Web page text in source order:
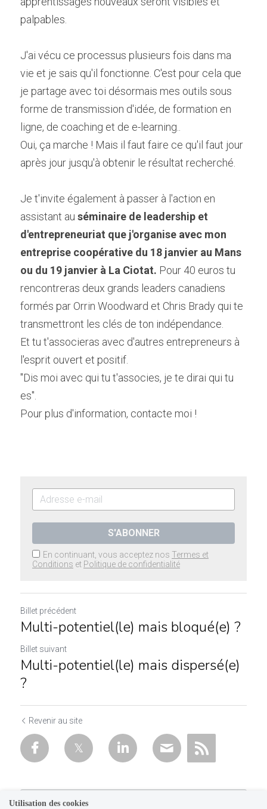
palpables.
J'ai vécu ce processus plusieurs fois dans ma
vie et je sais qu'il fonctionne. C'est pour cela que
je partage avec toi désormais mes outils sous
forme de transmission d'idée, de formation en
ligne, de coaching et de e-learning..
Oui, ça marche ! Mais il faut faire ce qu'il faut jour
après jour jusqu'à obtenir le résultat recherché.
Je t'invite également à passer à l'action en
assistant au séminaire de leadership et
d'entrepreneuriat que j'organise avec mon
entreprise coopérative du 18 janvier au Mans
ou du 19 janvier à La Ciotat. Pour 40 euros tu
rencontreras deux grands leaders canadiens
formés par Orrin Woodward et Chris Brady qui te
transmettront les clés de ton indépendance.
Et tu t'associeras avec d'autres entrepreneurs à
l'esprit ouvert et positif.
"Dis moi avec qui tu t'associes, je te dirai qui tu
es".
Pour plus d'information, contacte moi !
S'ABONNER
En continuant, vous acceptez nos Termes et
Conditions et Politique de confidentialité
Billet précédent
Multi-potentiel(le) mais bloqué(e) ?
Billet suivant
Multi-potentiel(le) mais dispersé(e)
?
Revenir au site
Utilisation des cookies